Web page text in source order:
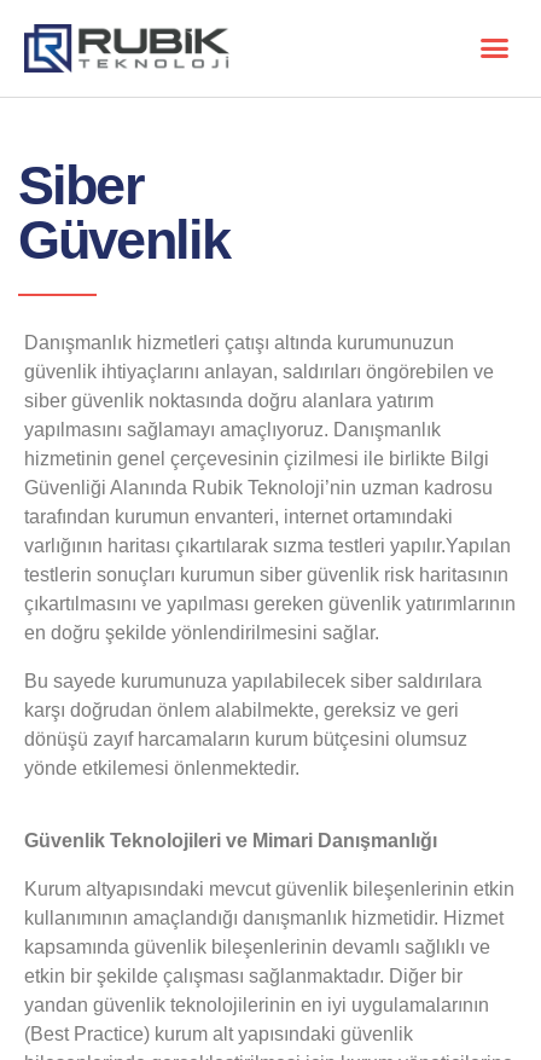
Siber
Güvenlik
Danışmanlık hizmetleri çatışı altında kurumunuzun
güvenlik ihtiyaçlarını anlayan, saldırıları öngörebilen ve
siber güvenlik noktasında doğru alanlara yatırım
yapılmasını sağlamayı amaçlıyoruz. Danışmanlık
hizmetinin genel çerçevesinin çizilmesi ile birlikte Bilgi
Güvenliği Alanında Rubik Teknoloji’nin uzman kadrosu
tarafından kurumun envanteri, internet ortamındaki
varlığının haritası çıkartılarak sızma testleri yapılır.Yapılan
testlerin sonuçları kurumun siber güvenlik risk haritasının
çıkartılmasını ve yapılması gereken güvenlik yatırımlarının
en doğru şekilde yönlendirilmesini sağlar.
Bu sayede kurumunuza yapılabilecek siber saldırılara
karşı doğrudan önlem alabilmekte, gereksiz ve geri
dönüşü zayıf harcamaların kurum bütçesini olumsuz
yönde etkilemesi önlenmektedir.
Güvenlik Teknolojileri ve Mimari Danışmanlığı
Kurum altyapısındaki mevcut güvenlik bileşenlerinin etkin
kullanımının amaçlandığı danışmanlık hizmetidir. Hizmet
kapsamında güvenlik bileşenlerinin devamlı sağlıklı ve
etkin bir şekilde çalışması sağlanmaktadır. Diğer bir
yandan güvenlik teknolojilerinin en iyi uygulamalarının
(Best Practice) kurum alt yapısındaki güvenlik